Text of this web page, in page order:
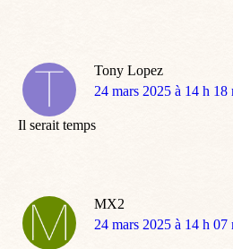
Tony Lopez
dit
24 mars 2025 à 14 h 18
Il serait temps
MX2
dit
24 mars 2025 à 14 h 07